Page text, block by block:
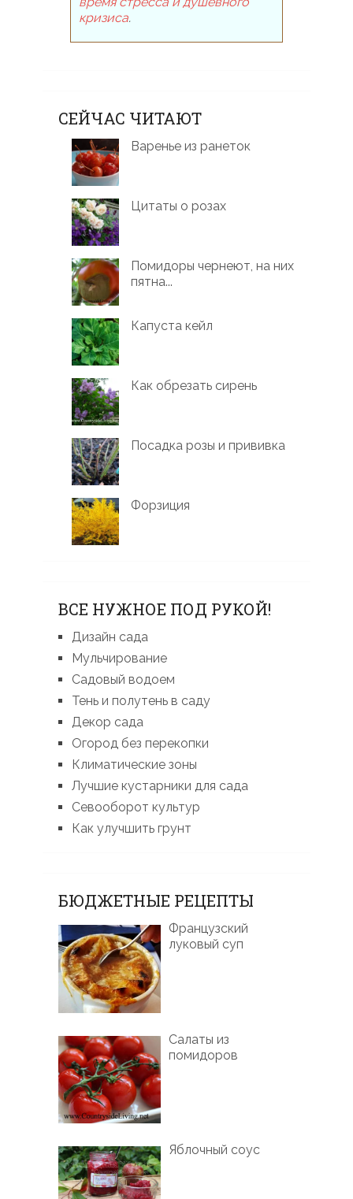
кризиса.
СЕЙЧАС ЧИТАЮТ
Варенье из ранеток
Цитаты о розах
Помидоры чернеют, на них
пятна...
Капуста кейл
Как обрезать сирень
Посадка розы и прививка
Форзиция
ВСЕ НУЖНОЕ ПОД РУКОЙ!
Дизайн сада
Мульчирование
Садовый водоем
Тень и полутень в саду
Декор сада
Огород без перекопки
Климатические зоны
Лучшие кустарники для сада
Севооборот культур
Как улучшить грунт
БЮДЖЕТНЫЕ РЕЦЕПТЫ
Французский
луковый суп
Салаты из
помидоров
Яблочный соус